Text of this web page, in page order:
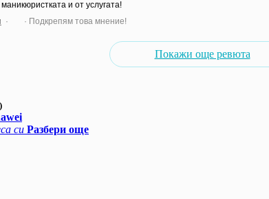
и от услугата!
· · Подкрепям това мнение!
Покажи още ревюта
си Разбери още